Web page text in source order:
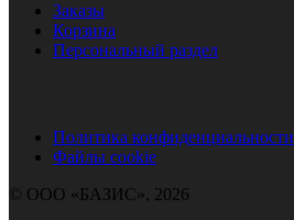
Заказы
Корзина
Персональный раздел
Политика конфиденциальности
Файлы cookie
© ООО «БАЗИС», 2026